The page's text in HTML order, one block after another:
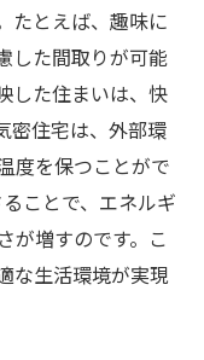
たとえば、趣味に
した間取りが可能
した住まいは、快
密住宅は、外部環
度を保つことがで
ことで、エネルギ
が増すのです。こ
な生活環境が実現